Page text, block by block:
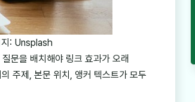
지: Unsplash
문을 배치해야 링크 효과가 오래
주제, 본문 위치, 앵커 텍스트가 모두